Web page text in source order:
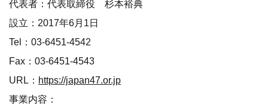
代表者：代表取締役 杉本裕典
設立：2017年6月1日
Tel：03-6451-4542
Fax：03-6451-4543
URL： https://japan47.or.jp
事業内容：